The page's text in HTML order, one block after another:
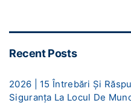
Recent Posts
2026 | 15 Întrebări Și
Siguranța La Locul De